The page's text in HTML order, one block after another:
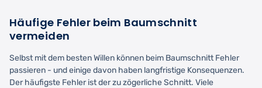
Häufige Fehler beim Baumschnitt
vermeiden
Selbst mit dem besten Willen können beim Baumschnitt Fehler
passieren - und einige davon haben langfristige Konsequenzen.
Der häufigste Fehler ist der zu zögerliche Schnitt. Viele